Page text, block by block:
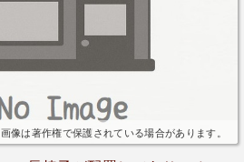
画像は著作権で保護されている場合があります。